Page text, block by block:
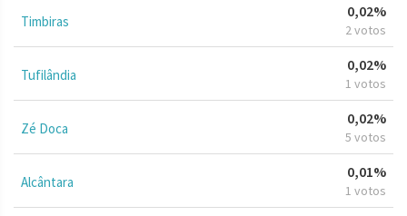
Timbiras
0,02%
2 votos
Tufilândia
0,02%
1 votos
Zé Doca
0,02%
5 votos
Alcântara
0,01%
1 votos